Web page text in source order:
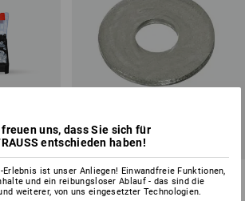
125 in
Unterlegscheibe DIN 9021
m.großem Außendurchm., A2
freuen uns, dass Sie sich für
entschieden haben!
ist unser Anliegen! Einwandfreie Funktionen,
und ein reibungsloser Ablauf - das sind die
weiterer, von uns eingesetzter Technologien.